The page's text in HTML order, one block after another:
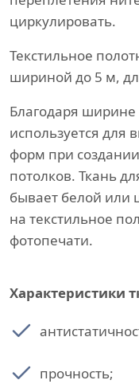
циркулировать.
Текстильное
шириной до 5 м,
Благодаря
используется для
форм при
потолков. Ткань
бывает белой или
на текстильное
фотопечати.
Характеристики
прочность;